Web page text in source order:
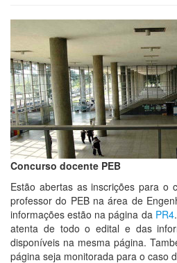
Concurso docente PEB
Estão abertas as inscrições para o
professor do PEB na área de
informações estão na página da PR4
atenta de todo o edital e das
disponíveis na mesma página.
página seja monitorada para o caso